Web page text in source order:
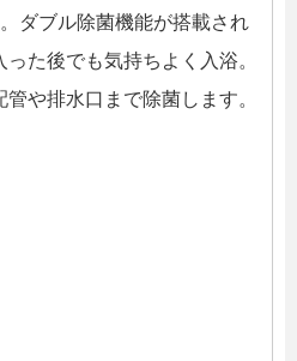
ダブル除菌機能が搭載され
た後でも気持ちよく入浴。
や排水口まで除菌します。